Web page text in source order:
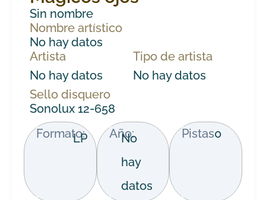
Sin nombre
Nombre artístico
No hay datos
Artista
No hay datos
Tipo de artista
No hay datos
Sello disquero
Sonolux 12-658
Formato:
LP Año:
No
hay
datos
Pistas0